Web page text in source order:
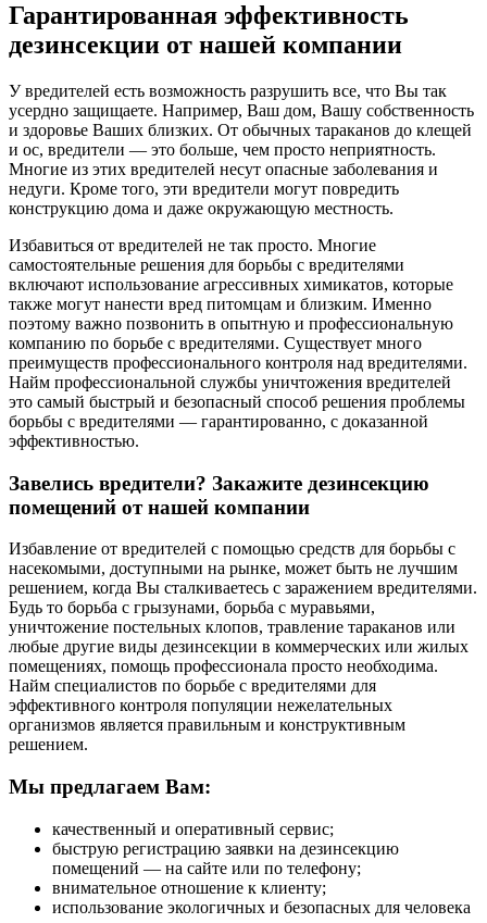
Гарантированная эффективность
дезинсекции от нашей компании
У вредителей есть возможность разрушить все, что Вы так
усердно защищаете. Например, Ваш дом, Вашу собственность
и здоровье Ваших близких. От обычных тараканов до клещей
и ос, вредители — это больше, чем просто неприятность.
Многие из этих вредителей несут опасные заболевания и
недуги. Кроме того, эти вредители могут повредить
конструкцию дома и даже окружающую местность.
Избавиться от вредителей не так просто. Многие
самостоятельные решения для борьбы с вредителями
включают использование агрессивных химикатов, которые
также могут нанести вред питомцам и близким. Именно
поэтому важно позвонить в опытную и профессиональную
компанию по борьбе с вредителями. Существует много
преимуществ профессионального контроля над вредителями.
Найм профессиональной службы уничтожения вредителей
это самый быстрый и безопасный способ решения проблемы
борьбы с вредителями — гарантированно, с доказанной
эффективностью.
Завелись вредители? Закажите дезинсекцию
помещений от нашей компании
Избавление от вредителей с помощью средств для борьбы с
насекомыми, доступными на рынке, может быть не лучшим
решением, когда Вы сталкиваетесь с заражением вредителями.
Будь то борьба с грызунами, борьба с муравьями,
уничтожение постельных клопов, травление тараканов или
любые другие виды дезинсекции в коммерческих или жилых
помещениях, помощь профессионала просто необходима.
Найм специалистов по борьбе с вредителями для
эффективного контроля популяции нежелательных
организмов является правильным и конструктивным
решением.
Мы предлагаем Вам:
качественный и оперативный сервис;
быструю регистрацию заявки на дезинсекцию
помещений — на сайте или по телефону;
внимательное отношение к клиенту;
использование экологичных и безопасных для человека